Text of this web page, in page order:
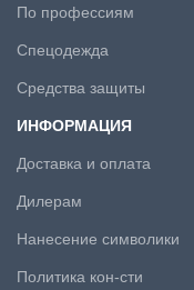
По профессиям
Спецодежда
Средства защиты
ИНФОРМАЦИЯ
Доставка и оплата
Дилерам
Нанесение символики
Политика кон-сти